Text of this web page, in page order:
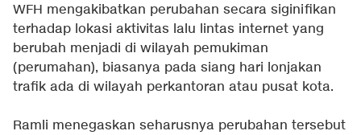
WFH mengakibatkan perubahan secara siginifikan
terhadap lokasi aktivitas lalu lintas internet yang
berubah menjadi di wilayah pemukiman
(perumahan), biasanya pada siang hari lonjakan
trafik ada di wilayah perkantoran atau pusat kota.
Ramli menegaskan seharusnya perubahan tersebut